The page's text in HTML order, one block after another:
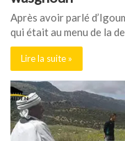
Après avoir parlé
qui était au menu de la
Lire la suite »